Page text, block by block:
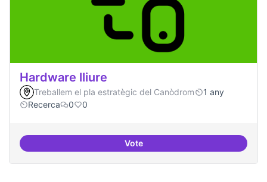
Hardware lliure
Treballem el pla estratègic del Canòdrom
1 any
Recerca
0 0
VoteHardware lliure